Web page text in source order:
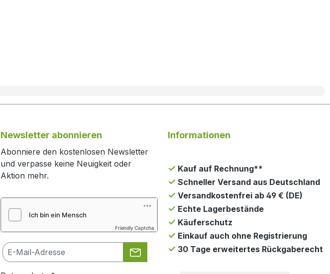
Newsletter abonnieren
Abonniere den kostenlosen Newsletter
und verpasse keine Neuigkeit oder
Aktion mehr.
Friendly Captcha
Informationen
Kauf auf Rechnung**
Schneller Versand aus Deutschland
Versandkostenfrei ab 49 € (DE)
Echte Lagerbestände
Käuferschutz
Einkauf auch ohne Registrierung
30 Tage erweitertes Rückgaberecht